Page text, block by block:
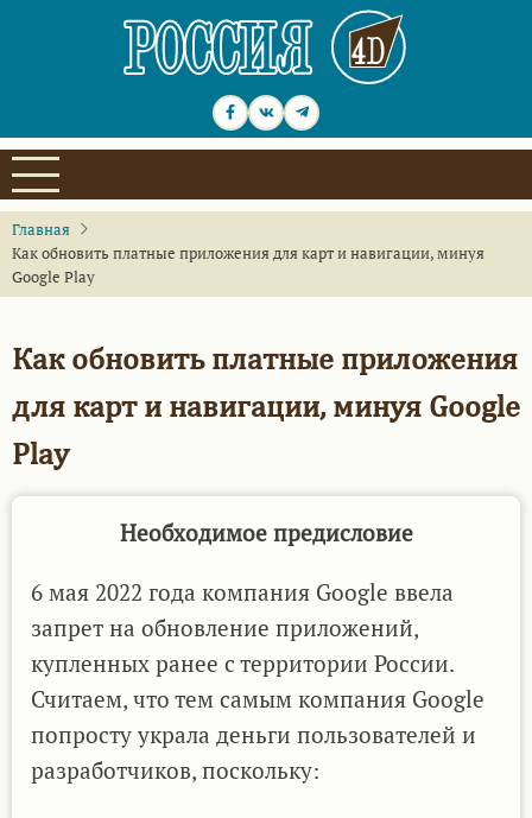
Главная
Как обновить платные приложения для карт и навигации, минуя
Google Play
Как обновить платные приложения
для карт и навигации, минуя Google
Play
Необходимое предисловие
6 мая 2022 года компания Google ввела
запрет на обновление приложений,
купленных ранее с территории России.
Считаем, что тем самым компания Google
попросту украла деньги пользователей и
разработчиков, поскольку: